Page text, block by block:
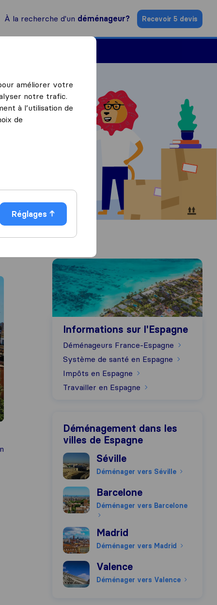
À la recherche d'un déménageur? Recevoir 5 devis
Informations sur l'Espagne
Informations sur l'Espagne
Déménageurs France-Espagne
Système de santé en Espagne
Impôts en Espagne
Travailler en Espagne
Déménagement dans les
villes de Espagne
Déménager vers Séville
Séville
Déménager vers Séville
Déménager vers Barcelone
Barcelone
Déménager vers Barcelone
Déménager vers Madrid
Madrid
Déménager vers Madrid
Déménager vers Valence
Valence
Déménager vers Valence
améliorer votre
notre trafic.
à l’utilisation de
de
Réglages